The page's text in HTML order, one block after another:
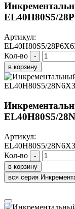
EL40H80S5/
Артикул:
EL40H80S5/
Кол-во
-
в корзину
EL40H80S5/
Артикул:
EL40H80S5/
Кол-во
-
в корзину
вся серия